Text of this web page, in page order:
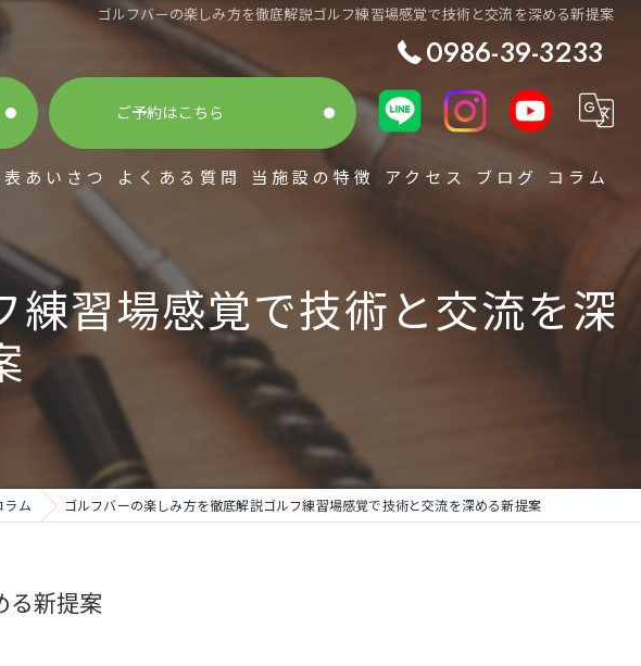
ゴルフバーの楽しみ方を徹底解説ゴルフ練習場感覚で技術と交流を深める新提案
0986-39-3233
ご予約はこちら
あいさつ よくある質問 当施設の特徴
スコアアップ
初心者
レッスン
アクセス ブログ コラム
習場感覚で技術と交流を深
ラム ゴルフバーの楽しみ方を徹底解説ゴルフ練習場感覚で技術と交流を深める新提案
る新提案